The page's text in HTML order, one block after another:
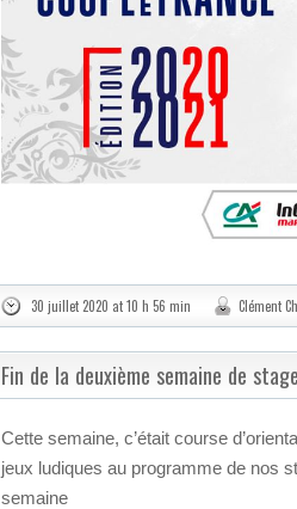
30 juillet 2020 at 10 h 56 min Clément
Fin de la deuxième semaine de
Cette semaine, c’était course
jeux ludiques au programme de nos
semaine